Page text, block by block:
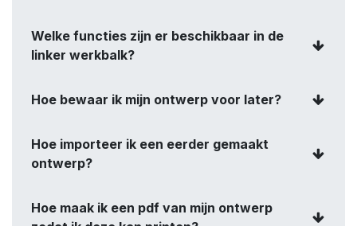
Welke functies zijn er beschikbaar in de
linker werkbalk?
Hoe bewaar ik mijn ontwerp voor later?
Hoe importeer ik een eerder gemaakt
ontwerp?
Hoe maak ik een pdf van mijn ontwerp